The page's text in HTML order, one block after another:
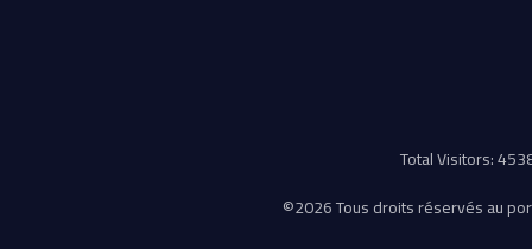
Total Visitors:
©2026 Tous droits réservés au